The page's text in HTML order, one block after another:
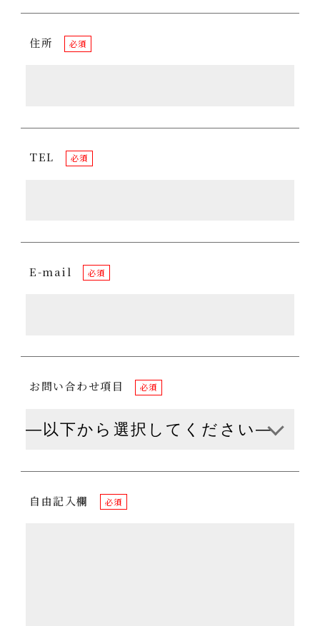
住所 必須
TEL 必須
E-mail 必須
お問い合わせ項目 必須
自由記入欄 必須